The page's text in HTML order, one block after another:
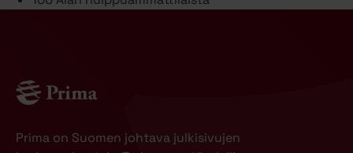
Prima on Suomen johtava julkisivujen